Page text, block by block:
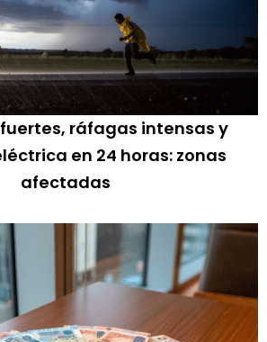
ráfagas intensas y
en 24 horas: zonas
afectadas